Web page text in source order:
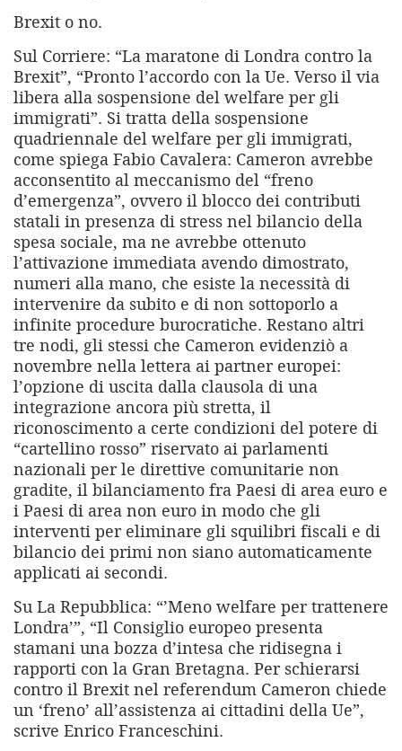
Brexit o no.
Sul Corriere: “La maratone di Londra contro la
Brexit”, “Pronto l’accordo con la Ue. Verso il via
libera alla sospensione del welfare per gli
immigrati”. Si tratta della sospensione
quadriennale del welfare per gli immigrati,
come spiega Fabio Cavalera: Cameron avrebbe
acconsentito al meccanismo del “freno
d’emergenza”, ovvero il blocco dei contributi
statali in presenza di stress nel bilancio della
spesa sociale, ma ne avrebbe ottenuto
l’attivazione immediata avendo dimostrato,
numeri alla mano, che esiste la necessità di
intervenire da subito e di non sottoporlo a
infinite procedure burocratiche. Restano altri
tre nodi, gli stessi che Cameron evidenziò a
novembre nella lettera ai partner europei:
l’opzione di uscita dalla clausola di una
integrazione ancora più stretta, il
riconoscimento a certe condizioni del potere di
“cartellino rosso” riservato ai parlamenti
nazionali per le direttive comunitarie non
gradite, il bilanciamento fra Paesi di area euro e
i Paesi di area non euro in modo che gli
interventi per eliminare gli squilibri fiscali e di
bilancio dei primi non siano automaticamente
applicati ai secondi.
Su La Repubblica: “’Meno welfare per trattenere
Londra’”, “Il Consiglio europeo presenta
stamani una bozza d’intesa che ridisegna i
rapporti con la Gran Bretagna. Per schierarsi
contro il Brexit nel referendum Cameron chiede
un ‘freno’ all’assistenza ai cittadini della Ue”,
scrive Enrico Franceschini.